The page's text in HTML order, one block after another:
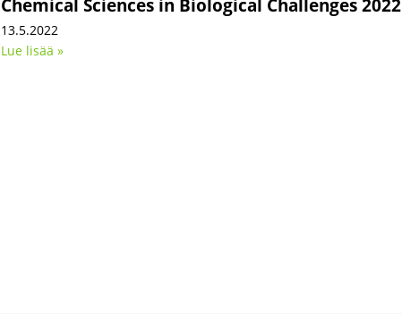
Chemical Sciences in Biological Challenges 2022
13.5.2022
Lue lisää »